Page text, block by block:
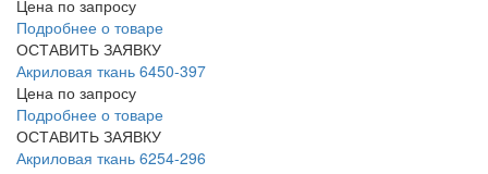
Цена по запросу
Подробнее о товаре
ОСТАВИТЬ ЗАЯВКУ
Акриловая ткань 6450-397
Цена по запросу
Подробнее о товаре
ОСТАВИТЬ ЗАЯВКУ
Акриловая ткань 6254-296